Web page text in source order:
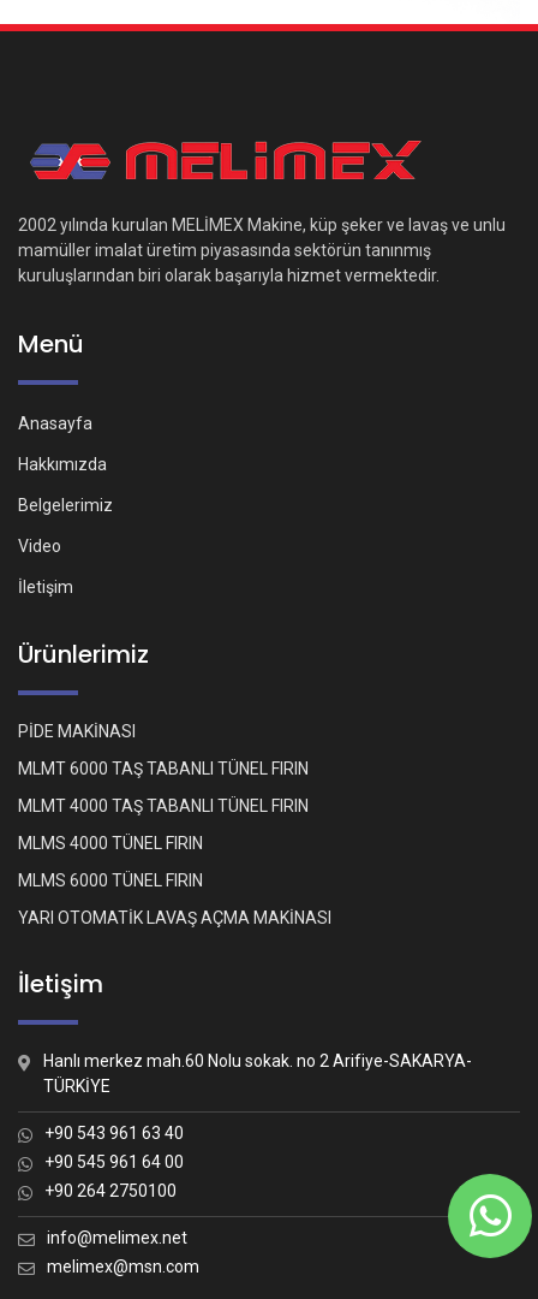
2002 yılında kurulan MELİMEX Makine, küp şeker ve lavaş ve unlu
mamüller imalat üretim piyasasında sektörün tanınmış
kuruluşlarından biri olarak başarıyla hizmet vermektedir.
Menü
Anasayfa
Hakkımızda
Belgelerimiz
Video
İletişim
Ürünlerimiz
PİDE MAKİNASI
MLMT 6000 TAŞ TABANLI TÜNEL FIRIN
MLMT 4000 TAŞ TABANLI TÜNEL FIRIN
MLMS 4000 TÜNEL FIRIN
MLMS 6000 TÜNEL FIRIN
YARI OTOMATİK LAVAŞ AÇMA MAKİNASI
İletişim
Hanlı merkez mah.60 Nolu sokak. no 2 Arifiye-SAKARYA-
TÜRKİYE
+90 543 961 63 40
+90 545 961 64 00
+90 264 2750100
info@melimex.net
melimex@msn.com
Nasıl yardımcı olabiliriz?